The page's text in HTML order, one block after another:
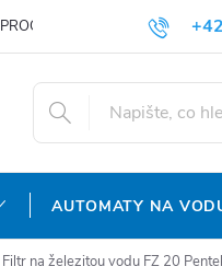
PROČ NAKUPOVAT U NÁS?
AUTOMATY NA
Filtr na železitou vodu FZ 20